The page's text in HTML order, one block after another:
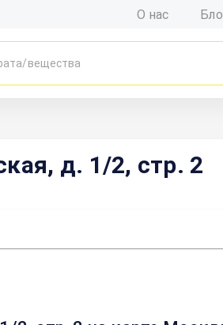
О нас
д. 1/2, стр. 2